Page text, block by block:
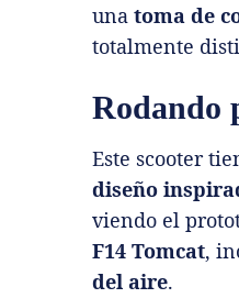
una toma de
totalmente
Rodando
Este scooter
diseño
viendo el
F14 Tomcat,
del aire.